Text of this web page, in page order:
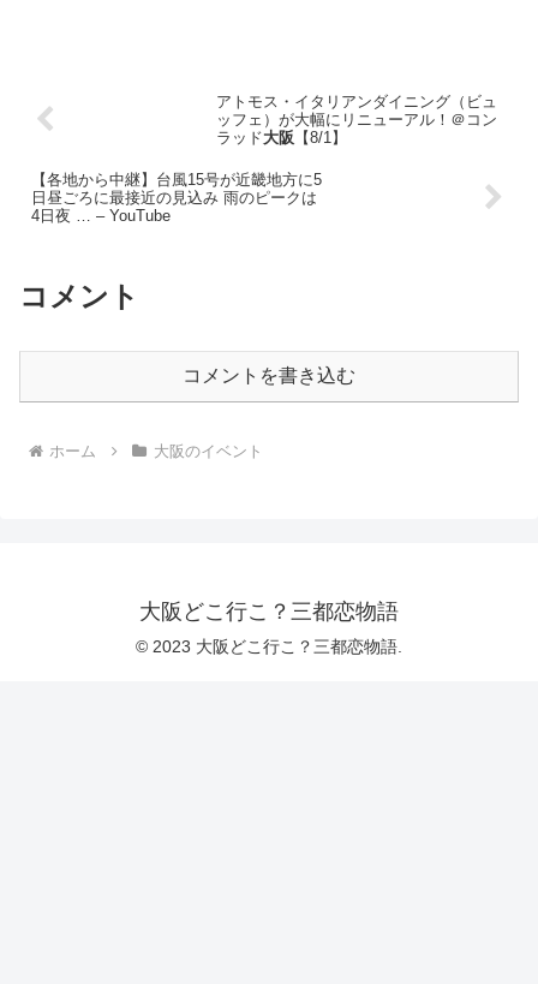
アトモス・イタリアンダイニング（ビュ
ッフェ）が大幅にリニューアル！＠コン
ラッド大阪 【8/1】
【各地から中継】台風15号が近畿地方に5
日昼ごろに最接近の見込み 雨のピークは
4日夜 … – YouTube
コメント
コメントを書き込む
ホーム 大阪のイベント
大阪どこ行こ？三都恋物語
© 2023 大阪どこ行こ？三都恋物語.